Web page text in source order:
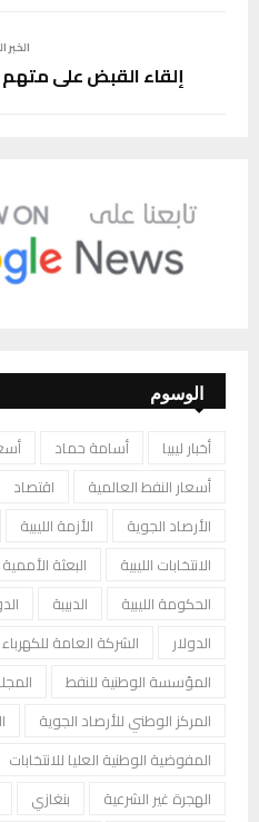
الخبر
إلقاء القبض على متهم
الوسوم
أخبار ليبيا أسامة حماد
أسعار النفط العالمية
اقتصاد
الأرصاد الجوية
الأزمة الليبية
الانتخابات الليبية
البعثة الأممية
الحكومة الليبية
الدبيبة
الدولار
الشركة العامة للكهرباء
المؤسسة الوطنية للنفط
المركز الوطني للأرصاد الجوية
المفوضية الوطنية العليا للانتخابات
الهجرة غير الشرعية
بنغازي